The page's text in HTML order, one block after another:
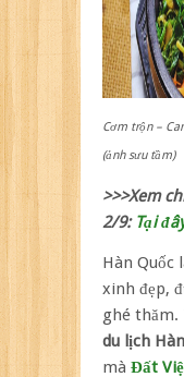
Cơm trộn –
(ảnh sưu tầm)
>>>Xem
2/9: Tại
Hàn Quốc
xinh đẹp,
ghé thăm.
du lịch
mà Đất